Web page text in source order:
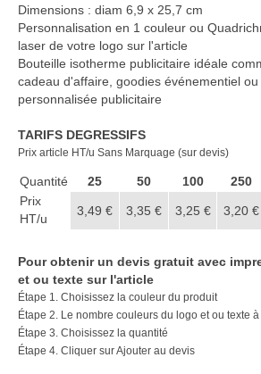
Notes repositionnables
Bloc–notes Personnalisé
Carnet A5 Personnalisé
Carnet A6 personnalisé
Clé USB personnalisée
Gobelet réutilisable & Verre
Haut-parleur Bluetooth
Lunettes de soleil
Dimensions : diam 6,9 x 25,7 cm
Personnalisation en 1 couleur ou
laser de votre logo sur l'article
Bouteille isotherme publicitaire idéale
cadeau d'affaire, goodies événementiel
personnalisée publicitaire
TARIFS DEGRESSIFS
Prix article HT/u Sans Marquage (sur devis)
Quantité 25 50 100 250
Prix
HT/u
3,49 € 3,35 € 3,25 € 3,20 €
Pour obtenir un devis gratuit avec
et ou texte sur l'article
Étape 1. Choisissez la couleur du produit
Étape 2. Le nombre couleurs du logo et ou texte
Étape 3. Choisissez la quantité
Étape 4. Cliquer sur Ajouter au devis